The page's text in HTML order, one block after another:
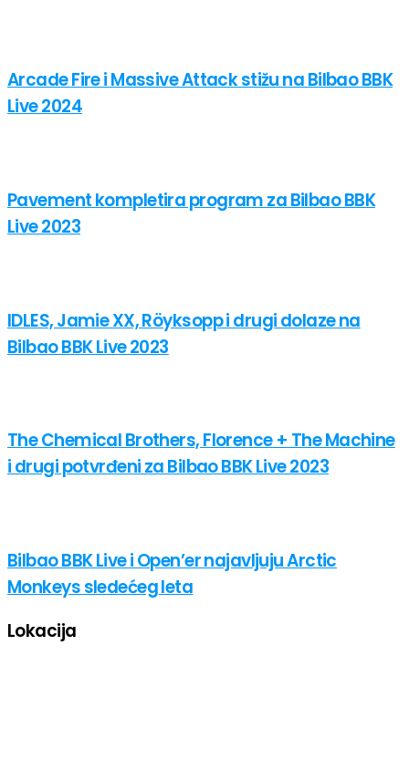
Arcade Fire i Massive Attack stižu na Bilbao BBK
Live 2024
Pavement kompletira program za Bilbao BBK
Live 2023
IDLES, Jamie XX, Röyksopp i drugi dolaze na
Bilbao BBK Live 2023
The Chemical Brothers, Florence + The Machine
i drugi potvrđeni za Bilbao BBK Live 2023
Bilbao BBK Live i Open’er najavljuju Arctic
Monkeys sledećeg leta
Lokacija